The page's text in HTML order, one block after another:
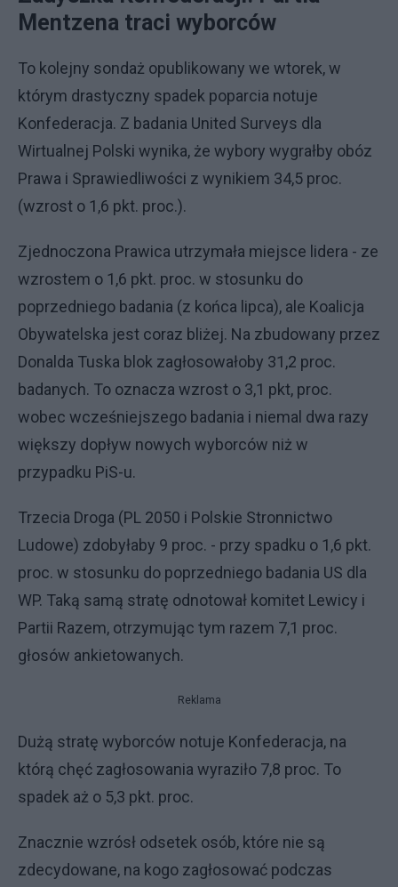
Mentzena traci wyborców
To kolejny sondaż opublikowany we wtorek, w
którym drastyczny spadek poparcia notuje
Konfederacja. Z badania United Surveys dla
Wirtualnej Polski wynika, że wybory wygrałby obóz
Prawa i Sprawiedliwości z wynikiem 34,5 proc.
(wzrost o 1,6 pkt. proc.).
Zjednoczona Prawica utrzymała miejsce lidera - ze
wzrostem o 1,6 pkt. proc. w stosunku do
poprzedniego badania (z końca lipca), ale Koalicja
Obywatelska jest coraz bliżej. Na zbudowany przez
Donalda Tuska blok zagłosowałoby 31,2 proc.
badanych. To oznacza wzrost o 3,1 pkt, proc.
wobec wcześniejszego badania i niemal dwa razy
większy dopływ nowych wyborców niż w
przypadku PiS-u.
Trzecia Droga (PL 2050 i Polskie Stronnictwo
Ludowe) zdobyłaby 9 proc. - przy spadku o 1,6 pkt.
proc. w stosunku do poprzedniego badania US dla
WP. Taką samą stratę odnotował komitet Lewicy i
Partii Razem, otrzymując tym razem 7,1 proc.
głosów ankietowanych.
Reklama
Dużą stratę wyborców notuje Konfederacja, na
którą chęć zagłosowania wyraziło 7,8 proc. To
spadek aż o 5,3 pkt. proc.
Znacznie wzrósł odsetek osób, które nie są
zdecydowane, na kogo zagłosować podczas